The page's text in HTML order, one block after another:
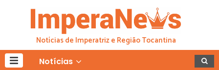
Notícias de Imperatriz e Região Tocantina
Notícias